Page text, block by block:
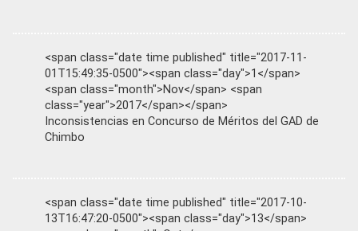
<span class="date time published" title="2017-11-
01T15:49:35-0500"><span class="day">1</span>
<span class="month">Nov</span> <span
class="year">2017</span></span>
Inconsistencias en Concurso de Méritos del GAD de
Chimbo
<span class="date time published" title="2017-10-
13T16:47:20-0500"><span class="day">13</span>